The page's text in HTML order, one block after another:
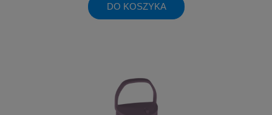
DO KOSZYKA